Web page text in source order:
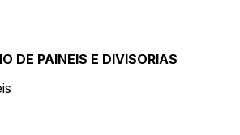
DE PAINEIS E DIVISORIAS